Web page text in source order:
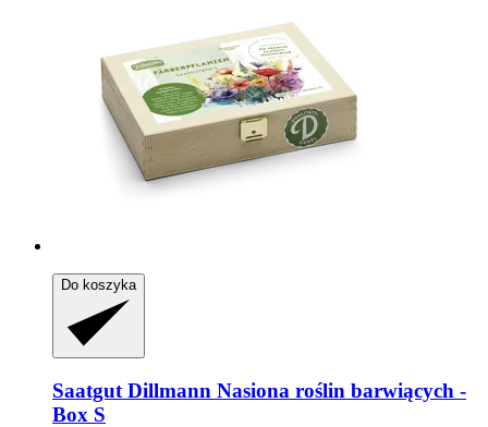
Do koszyka
Saatgut Dillmann Nasiona roślin barwiących -​
Box S